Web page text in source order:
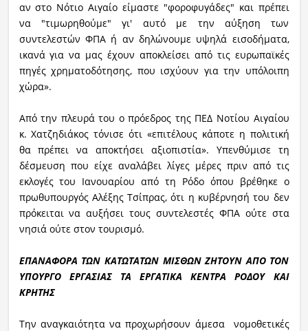
αν στο Νότιο Αιγαίο είμαστε "φοροφυγάδες" και πρέπει
να "τιμωρηθούμε" γι' αυτό με την αύξηση των
συντελεστών ΦΠΑ ή αν δηλώνουμε υψηλά εισοδήματα,
ικανά για να μας έχουν αποκλείσει από τις ευρωπαϊκές
πηγές χρηματοδότησης, που ισχύουν για την υπόλοιπη
χώρα».
Από την πλευρά του ο πρόεδρος της ΠΕΔ Νοτίου Αιγαίου
κ. Χατζηδιάκος τόνισε ότι «επιτέλους κάποτε η πολιτική
θα πρέπει να αποκτήσει αξιοπιστία». Υπενθύμισε τη
δέσμευση που είχε αναλάβει λίγες μέρες πριν από τις
εκλογές του Ιανουαρίου από τη Ρόδο όπου βρέθηκε ο
πρωθυπουργός Αλέξης Τσίπρας, ότι η κυβέρνησή του δεν
πρόκειται να αυξήσει τους συντελεστές ΦΠΑ ούτε στα
νησιά ούτε στον τουρισμό.
ΕΠΑΝΑΦΟΡΑ ΤΩΝ ΚΑΤΩΤΑΤΩΝ ΜΙΣΘΩΝ ΖΗΤΟΥΝ ΑΠΟ ΤΟΝ
ΥΠΟΥΡΓΟ ΕΡΓΑΣΙΑΣ ΤΑ ΕΡΓΑΤΙΚΑ ΚΕΝΤΡΑ ΡΟΔΟΥ ΚΑΙ
ΚΡΗΤΗΣ
Την αναγκαιότητα να προχωρήσουν άμεσα νομοθετικές